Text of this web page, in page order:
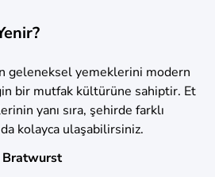
geleneksel yemeklerini modern
bir mutfak kültürüne sahiptir. Et
yanı sıra, şehirde farklı
kolayca ulaşabilirsiniz.